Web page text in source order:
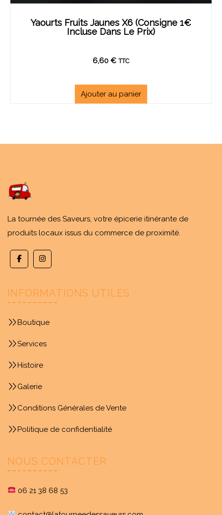
Yaourts Fruits Jaunes X6 (Consigne 1€
Incluse Dans Le Prix)
6,60 € TTC
Ajouter au panier
La tournée des Saveurs, votre épicerie itinérante de
produits locaux issus du commerce de proximité.
INFORMATIONS UTILES
Boutique
Services
Histoire
Galerie
Conditions Générales de Vente
Politique de confidentialité
NOUS CONTACTER
06 21 38 68 53